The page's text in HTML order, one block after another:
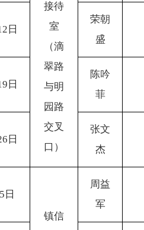
接待
室
（滴
翠路
与明
园路
交叉
口）
日
荣朝
盛
日
陈吟
菲
日
张文
杰
日
镇信
周益
军